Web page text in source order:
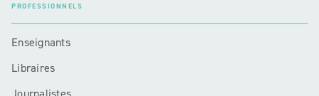
PROFESSIONNELS
Enseignants
Libraires